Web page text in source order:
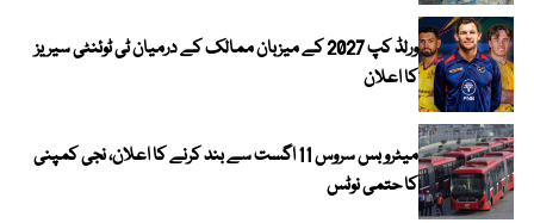
ورلڈ کپ 2027 کے میزبان ممالک کے درمیان ٹی ٹوئنٹی سیریز
کا اعلان
میٹرو بس سروس 11 اگست سے بند کرنے کا اعلان، نجی کمپنی
کا حتمی نوٹس